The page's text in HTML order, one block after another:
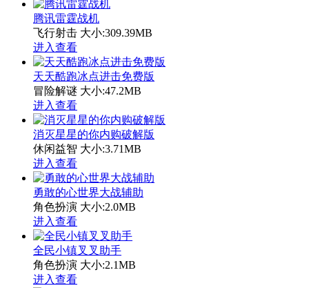
腾讯雷霆战机
飞行射击 大小:309.39MB
进入查看
天天酷跑冰点进击免费版
冒险解谜 大小:47.2MB
进入查看
消灭星星的你内购破解版
休闲益智 大小:3.71MB
进入查看
勇敢的心世界大战辅助
角色扮演 大小:2.0MB
进入查看
全民小镇叉叉助手
角色扮演 大小:2.1MB
进入查看